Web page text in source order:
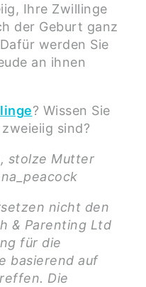
Ihre Zwillinge
der Geburt ganz
werden Sie
an ihnen
? Wissen Sie
sind?
stolze Mutter
nicht den
& Parenting Ltd
für die
basierend auf
Die